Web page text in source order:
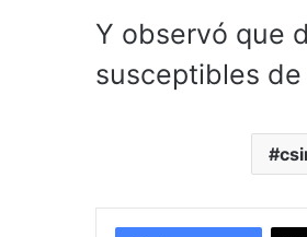
Y observó que
susceptibles